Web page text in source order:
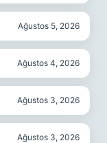
Ağustos 5, 2026
Ağustos 4, 2026
Ağustos 3, 2026
Ağustos 3, 2026